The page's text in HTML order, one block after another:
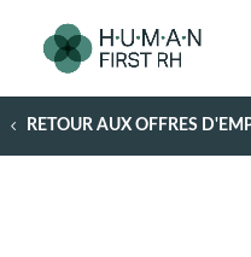
RETOUR AUX OFFRES